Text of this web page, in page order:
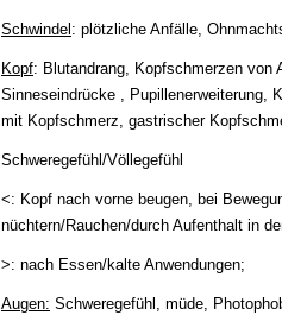
Schwindel : plötzliche Anfälle,
Kopf: Blutandrang, Kopfschmerzen von
Sinneseindrücke , Pupillenerweiterung,
mit Kopfschmerz, gastrischer
Schweregefühl/Völlegefühl
<: Kopf nach vorne beugen, bei
nüchtern/Rauchen/durch Aufenthalt in
>: nach Essen/kalte Anwendungen;
Augen: Schweregefühl, müde,